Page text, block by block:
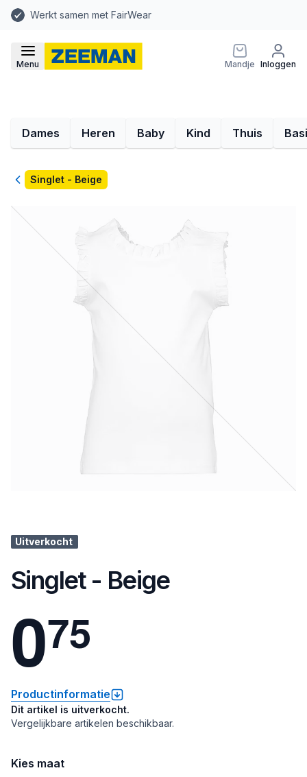
Werkt samen met FairWear
Menu Mandje Inloggen
Dames Heren Baby Kind Thuis
TerugSinglet - Beige
Uitverkocht
Singlet - Beige
075
Productinformatie
Dit artikel is uitverkocht.
Vergelijkbare artikelen beschikbaar.
Kies maat